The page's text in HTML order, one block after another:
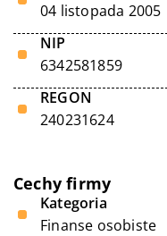
04 listopada 2005
NIP
6342581859
REGON
240231624
Cechy firmy
Kategoria
Finanse osobiste